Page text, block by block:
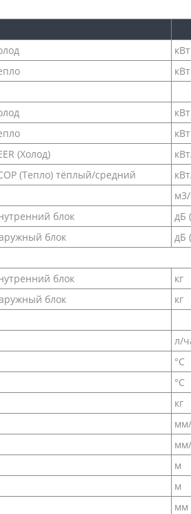
кВт
кВт
кВт
кВт
(Холод)
(Тепло) тёплый/средний
блок дБ
блок
дБ
блок кг
блок
кг
л/
°C
°C
кг
м
м
мм